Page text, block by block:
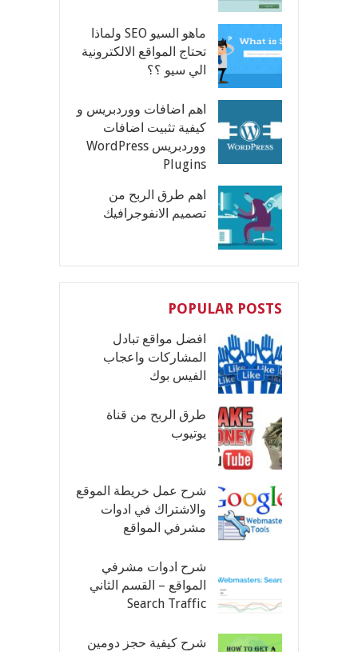
ماهو السيو SEO ولماذا
تحتاج المواقع الالكترونية
الي سيو ؟؟
اهم اضافات ووردبريس و
كيفية تثبيت اضافات
ووردبريس WordPress
Plugins
اهم طرق الربح من
تصميم الانفوجرافيك
POPULAR POSTS
افضل مواقع تبادل
المشاركات واعجاب
الفيس بوك
طرق الربح من قناة
يوتيوب
شرح عمل خريطة الموقع
والاشتراك في ادوات
مشرفي المواقع
شرح ادوات مشرفي
المواقع – القسم الثاني
Search Traffic
شرح كيفية حجز دومين